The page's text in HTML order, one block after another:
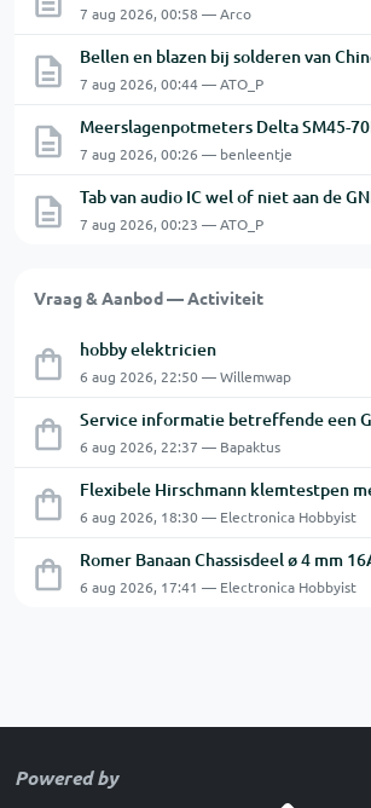
7 aug 2026, 00:58 — Arco
Bellen en blazen bij solderen van
7 aug 2026, 00:44 — ATO_P
Meerslagenpotmeters Delta SM45-
7 aug 2026, 00:26 — benleentje
Tab van audio IC wel of niet aan de
7 aug 2026, 00:23 — ATO_P
Vraag & Aanbod — Activiteit
hobby elektricien
6 aug 2026, 22:50 — Willemwap
6 aug 2026, 22:37 — Bapaktus
6 aug 2026, 18:30 — Electronica Hobbyist
Romer Banaan Chassisdeel ø 4 mm
6 aug 2026, 17:41 — Electronica Hobbyist
Powered by